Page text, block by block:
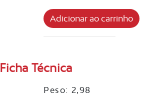
Ficha Técnica
Peso: 2,98